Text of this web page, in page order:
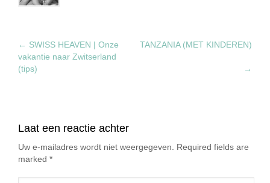
← SWISS HEAVEN | Onze
vakantie naar Zwitserland
(tips)
TANZANIA (MET KINDEREN)
→
Laat een reactie achter
Uw e-mailadres wordt niet weergegeven. Required fields are
marked *